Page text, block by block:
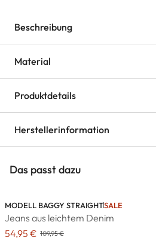
Beschreibung
Material
Produktdetails
Herstellerinformation
Das passt dazu
MODELL BAGGY STRAIGHTSALE
Jeans aus leichtem Denim
54,95 € 109,95 €